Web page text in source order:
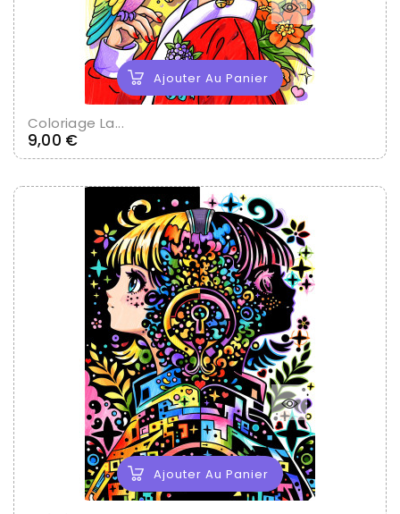
Ajouter Au Panier
Coloriage La...
9,00 €Prix
Nouveau
Ajouter Au Panier